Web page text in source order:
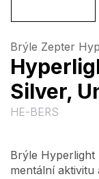
Brýle Zepter
Silver,
HE-BERS
Brýle
mentální aktivitu